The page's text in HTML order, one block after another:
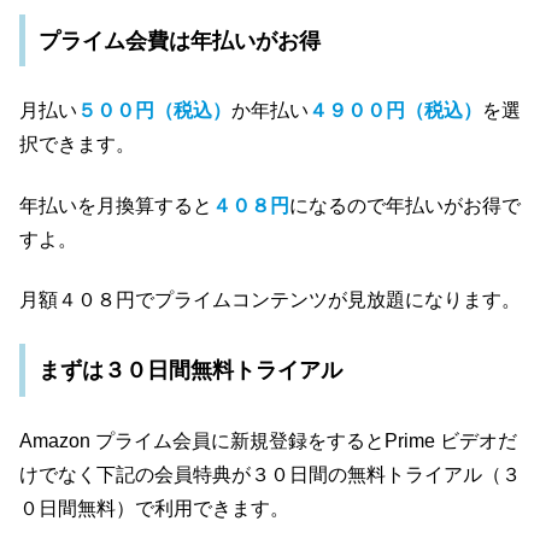
プライム会費は年払いがお得
月払い ５００円（税込） か年払い ４９００円（税込）
を選
択できます。
年払いを月換算すると ４０８円 になるので年払いがお得で
すよ。
月額４０８円でプライムコンテンツが見放題になります。
まずは３０日間無料トライアル
Amazon プライム会員に新規登録をするとPrime ビデオだ
けでなく下記の会員特典が３０日間の無料トライアル（３
０日間無料）で利用できます。